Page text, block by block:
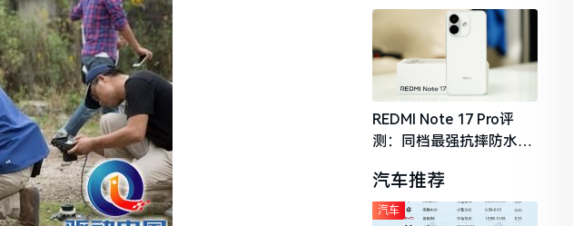
REDMI Note 17 Pro评
测：同档最强抗摔防水，
守门员
汽车推荐
汽车